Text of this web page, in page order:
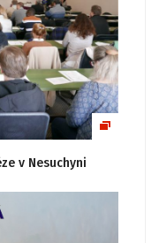
v Nesuchyni